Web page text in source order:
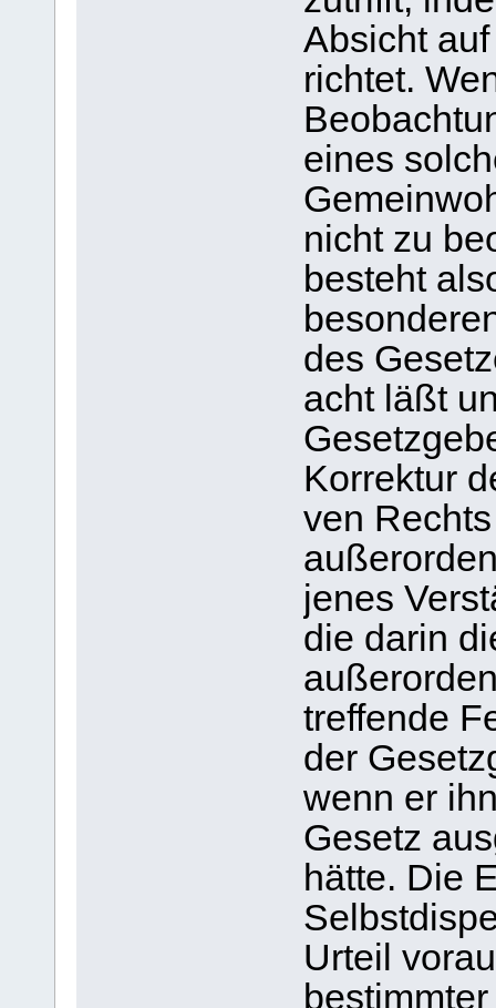
Absicht
richtet.
eines
nicht zu
besteht
des
acht läßt
Korrektur
ven
jenes
die darin
treffende
der
wenn er
Gesetz
hätte. Die
Urteil